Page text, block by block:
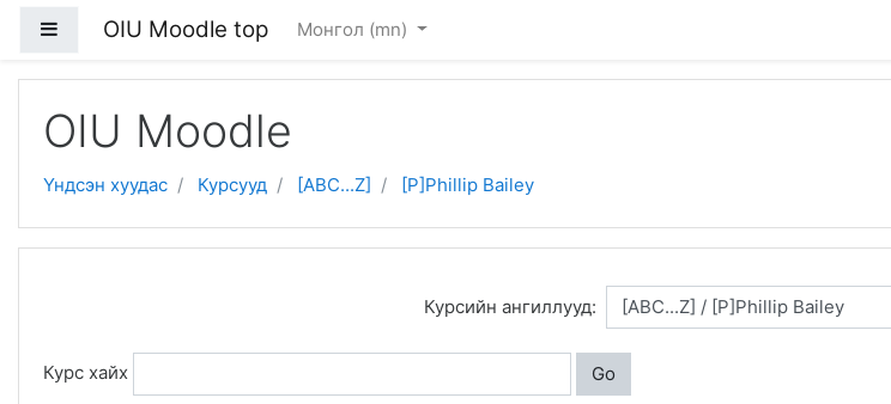
Хажуугийн дэлгэцийн хэсэг
OIU Moodle top Монгол ‎(mn)‎
OIU Moodle
Үндсэн хуудас Курсууд [ABC...Z] [P]Phillip Bailey
Курсийн ангиллууд:
Курс хайх Go